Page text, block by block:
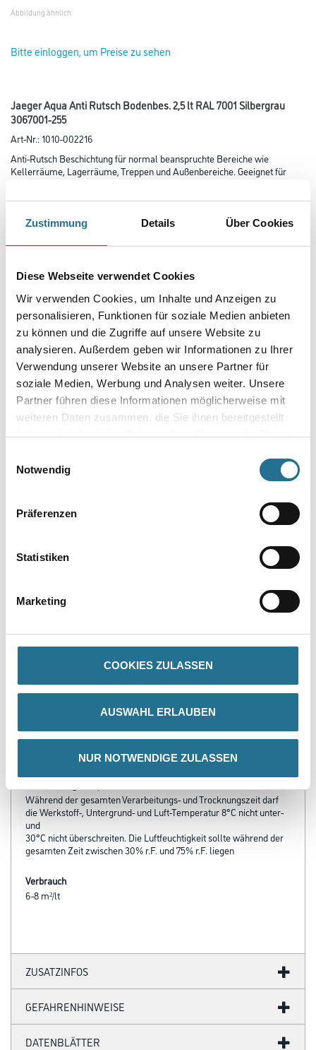
Zustimmung Details Über Cookies
Diese Webseite verwendet Cookies
Wir verwenden Cookies, um Inhalte und Anzeigen zu
personalisieren, Funktionen für soziale Medien anbieten
zu können und die Zugriffe auf unsere Website zu
analysieren. Außerdem geben wir Informationen zu Ihrer
Verwendung unserer Website an unsere Partner für
soziale Medien, Werbung und Analysen weiter. Unsere
Partner führen diese Informationen möglicherweise mit
weiteren Daten zusammen, die Sie ihnen bereitgestellt
haben oder die sie im Rahmen Ihrer Nutzung der Dienste
Notwendig
Präferenzen
Statistiken
Marketing
COOKIES ZULASSEN
AUSWAHL ERLAUBEN
NUR NOTWENDIGE ZULASSEN
Abbildung ähnlich
Bitte einloggen, um Preise zu sehen
Jaeger Aqua Anti Rutsch Bodenbes. 2,5 lt RAL 7001 Silbergrau
3067001-255
Art-Nr.:1010-002216
Anti-Rutsch Beschichtung für normal beanspruchte Bereiche wie
Kellerräume, Lagerräume, Treppen und Außenbereiche. Geeignet für
Farbtonbezeichnung
Glanzgrad
Gebinde
- Geprüfte Rutschhemmung R10
- Leicht zu verarbeiten
- Licht- und wetterbeständig
- Sehr gute Haftung
- Beständig gegen haushaltsübliche Chemikalien
- Hohes Deckvermögen
Während der gesamten Verarbeitungs- und Trocknungszeit darf
die Werkstoff-, Untergrund- und Luft-Temperatur 8°C nicht unter-
und
30°C nicht überschreiten. Die Luftfeuchtigkeit sollte während der
gesamten Zeit zwischen 30% r.F. und 75% r.F. liegen
Verbrauch
6-8 m²/lt
ZUSATZINFOS
GEFAHRENHINWEISE
DATENBLÄTTER